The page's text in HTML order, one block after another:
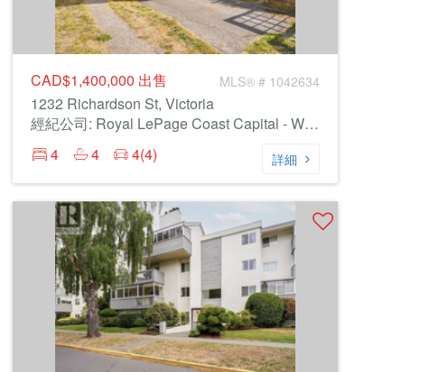
CAD$1,400,000 出售 MLS® # 1042634
1232 Richardson St, Victoria
經紀公司: Royal LePage Coast Capital - Westshore
4
4 4(4) 詳細